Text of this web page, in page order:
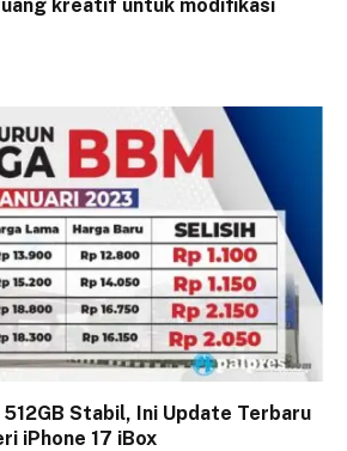
kreatif untuk modifikasi
Stabil, Ini Update Terbaru
iPhone 17 iBox